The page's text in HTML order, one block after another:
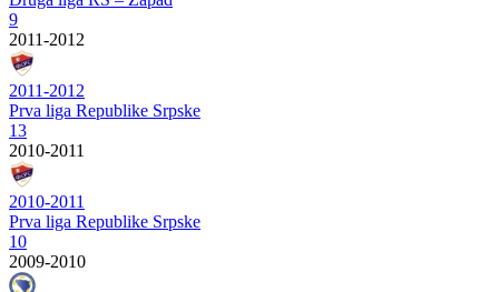
9
2011-2012
2011-2012
Prva liga Republike Srpske
13
2010-2011
2010-2011
Prva liga Republike Srpske
10
2009-2010